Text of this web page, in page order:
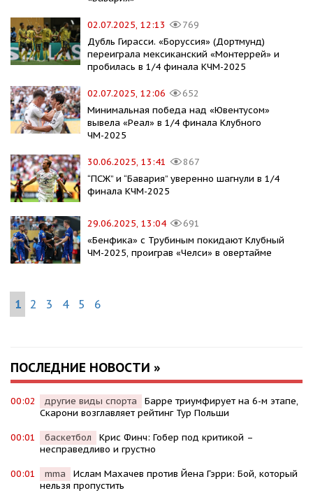
02.07.2025, 12:13
769
Дубль Гирасси. «Боруссия» (Дортмунд)
переиграла мексиканский «Монтеррей» и
пробилась в 1/4 финала КЧМ-2025
02.07.2025, 12:06
652
Минимальная победа над «Ювентусом»
вывела «Реал» в 1/4 финала Клубного
ЧМ-2025
30.06.2025, 13:41
867
“ПСЖ” и “Бавария” уверенно шагнули в 1/4
финала КЧМ-2025
29.06.2025, 13:04
691
«Бенфика» с Трубиным покидают Клубный
ЧМ-2025, проиграв «Челси» в овертайме
1 2 3 4 5 6
ПОСЛЕДНИЕ НОВОСТИ »
00:02 другие виды спорта
Барре триумфирует на 6-м этапе,
Скарони возглавляет рейтинг Тур Польши
00:01 баскетбол
Крис Финч: Гобер под критикой –
несправедливо и грустно
00:01 mma
Ислам Махачев против Йена Гэрри: Бой, который
нельзя пропустить